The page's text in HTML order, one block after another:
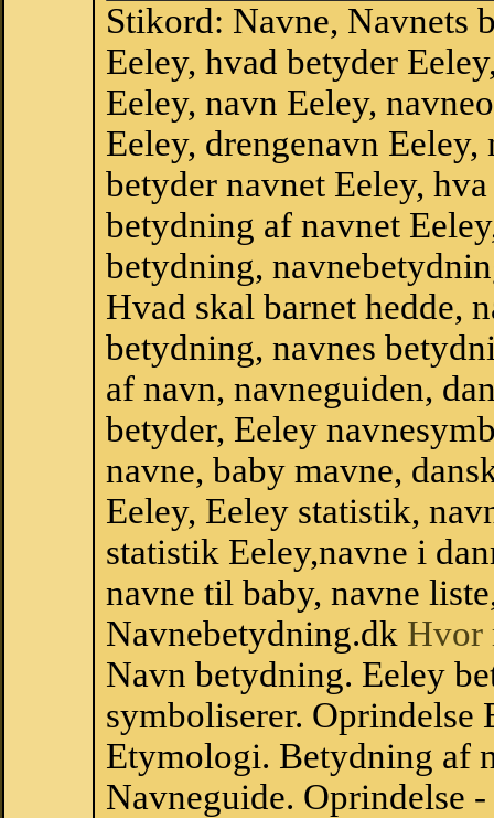
Stikord: Navne, Navnets
Eeley, hvad betyder
Eeley, navn Eeley,
Eeley, drengenavn
betyder navnet Eeley,
betydning af navnet
betydning,
Hvad skal barnet hedde,
betydning, navnes
af navn, navneguiden,
betyder, Eeley
navne, baby mavne,
Eeley, Eeley statistik,
statistik Eeley,navne i
navne til baby, navne
Navnebetydning.dk Hvor
Navn betydning. Eeley
symboliserer. Oprindelse
Etymologi. Betydning af
Navneguide. Oprindelse